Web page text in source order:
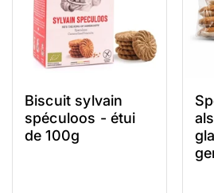
Biscuit sylvain
spéculoos - étui
de 100g